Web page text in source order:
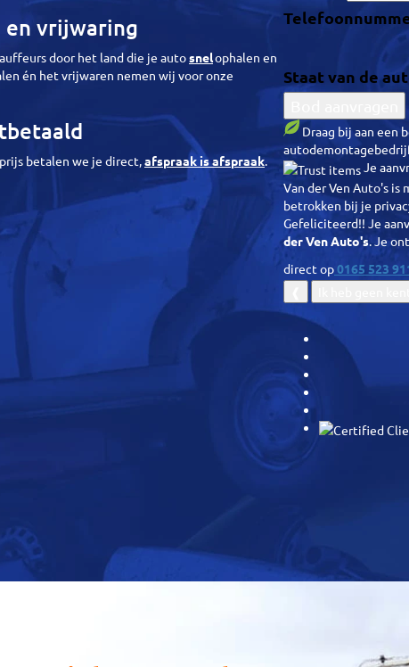
en vrijwaring
door het land die je autosnelophalen en
én het vrijwaren nemen wij voor onze
betalen we je direct,afspraak is afspraak.
Staat van de
Draag bij aan een
Je
Van der Ven Auto's
betrokken bij je
Gefeliciteerd!! Je
der Ven Auto's.Je
direct op0165 523